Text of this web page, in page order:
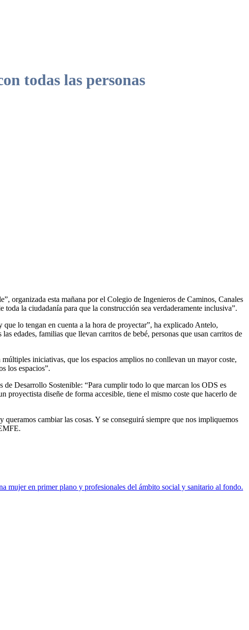
todas las personas
organizada esta mañana por el Colegio de Ingenieros de Caminos, Canales
la ciudadanía para que la construcción sea verdaderamente inclusiva”.
que lo tengan en cuenta a la hora de proyectar”, ha explicado Antelo,
edades, familias que llevan carritos de bebé, personas que usan carritos de
iniciativas, que los espacios amplios no conllevan un mayor coste,
los espacios”.
Desarrollo Sostenible: “Para cumplir todo lo que marcan los ODS es
proyectista diseñe de forma accesible, tiene el mismo coste que hacerlo de
cambiar las cosas. Y se conseguirá siempre que nos impliquemos